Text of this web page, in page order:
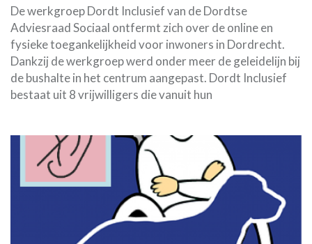
De werkgroep Dordt Inclusief van de Dordtse
Adviesraad Sociaal ontfermt zich over de online en
fysieke toegankelijkheid voor inwoners in Dordrecht.
Dankzij de werkgroep werd onder meer de geleidelijn bij
de bushalte in het centrum aangepast. Dordt Inclusief
bestaat uit 8 vrijwilligers die vanuit hun